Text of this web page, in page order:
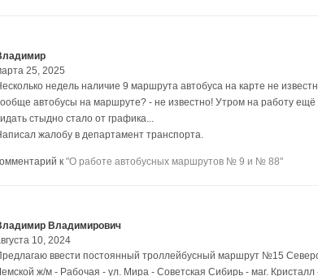
25, 2025
недель наличие 9 маршрута автобуса на карте не
автобусы на маршруте? - не известно! Утром на работу ещё
стыдно стало от графика...
жалобу в департамент транспорта.
к "О работе автобусных маршрутов № 9 и № 88"
Владимирович
10, 2024
ввести постоянный троллейбусный маршрут №15
ж/м - Рабочая - ул. Мира - Советская Сибирь - маг.